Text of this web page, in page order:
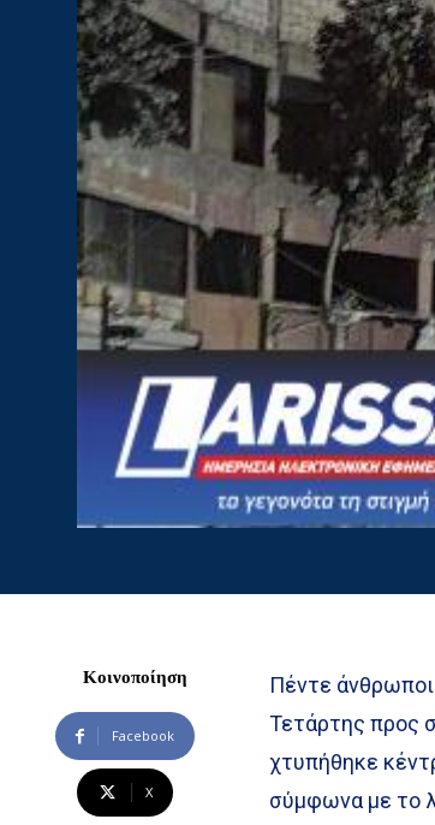
Κοινοποίηση
Facebook
X
Πέντε
Τετάρτης προς
χτυπήθηκε
σύμφωνα με το